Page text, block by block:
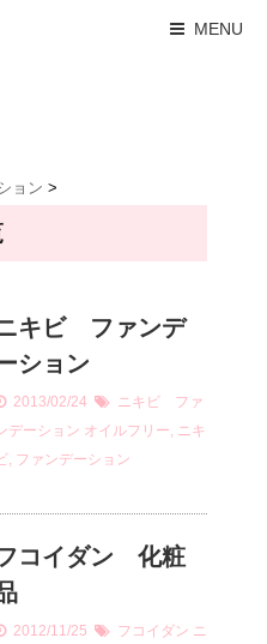
MENU
ョン >
キビ ファンデ
ション
2013/02/24
ニキビ ファ
デーション オイルフリー, ニキ
, ファンデーション
コイダン 化粧
2012/11/25 フコイダン ニ